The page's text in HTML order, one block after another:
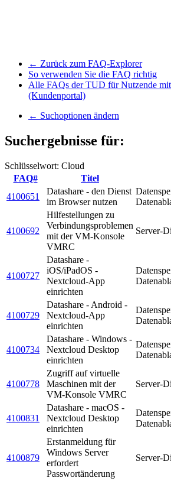
← Zurück zum FAQ-Explorer
So verwenden Sie die FAQ richtig
Alle FAQs der TUD für Nutzende
(Kundenportal)
← Suchoptionen ändern
Suchergebnisse für:
Schlüsselwort: Cloud
FAQ#
Titel
4100651
Datashare - den Dienst
im Browser nutzen
4100692
Hilfestellungen zu
Verbindungsproblemen
mit der VM-Konsole
VMRC
Server-
4100727
Datashare -
iOS/iPadOS -
Nextcloud-App
einrichten
4100729
Datashare - Android -
Nextcloud-App
einrichten
4100734
Datashare - Windows -
Nextcloud Desktop
einrichten
4100778
Zugriff auf virtuelle
Maschinen mit der
VM-Konsole VMRC
Server-
4100831
Datashare - macOS -
Nextcloud Desktop
einrichten
4100879
Erstanmeldung für
Windows Server
erfordert
Passwortänderung
Server-